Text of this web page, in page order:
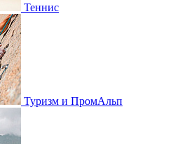
Теннис
Туризм и ПромАльп